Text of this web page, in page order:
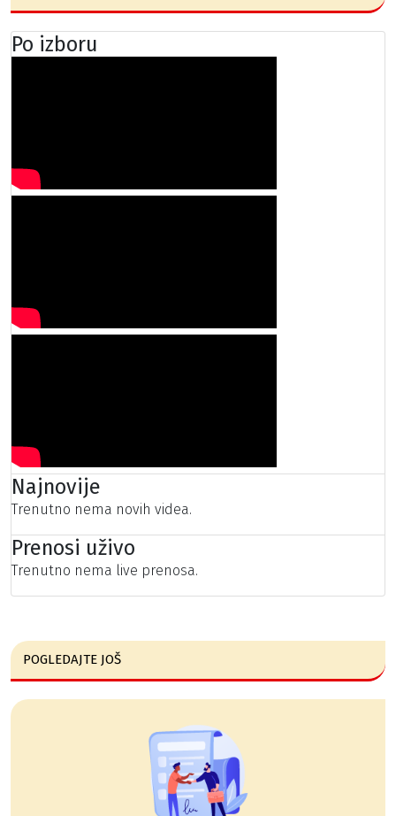
Po izboru
Najnovije
Trenutno nema novih videa.
Prenosi uživo
Trenutno nema live prenosa.
POGLEDAJTE JOŠ